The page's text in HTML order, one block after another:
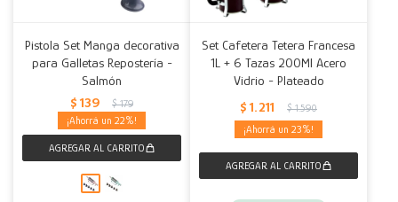
Pistola Set Manga decorativa
para Galletas Repostería -
Salmón
$ 139 $ 179
22
Set Cafetera Tetera Francesa
1L + 6 Tazas 200Ml Acero
Vidrio - Plateado
$ 1.211 $ 1.590
23